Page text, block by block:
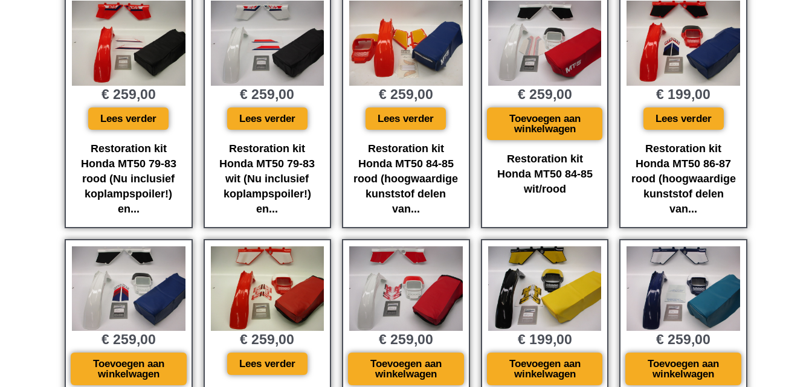
Restoration kit
Honda MT50 79-83
rood (Nu inclusief
koplampspoiler!)
en...
€259,00
Lees verder
Restoration kit
Honda MT50 79-83
wit (Nu inclusief
koplampspoiler!)
en...
€ 259,00
Lees verder
Restoration kit
Honda MT50 84-85
rood (hoogwaardige
kunststof delen
van...
€259,00
Lees verder
Restoration kit
Honda MT50 84-85
wit/rood
€259,00
Toevoegen aan
winkelwagen
Restoration kit
Honda MT50 86-87
rood (hoogwaardige
kunststof delen
van...
€ 199,00
Lees verder
€259,00
Toevoegen aan
winkelwagen
€ 259,00
Lees verder
€259,00
Toevoegen aan
winkelwagen
€199,00
Toevoegen aan
winkelwagen
€ 259,00
Toevoegen aan
winkelwagen